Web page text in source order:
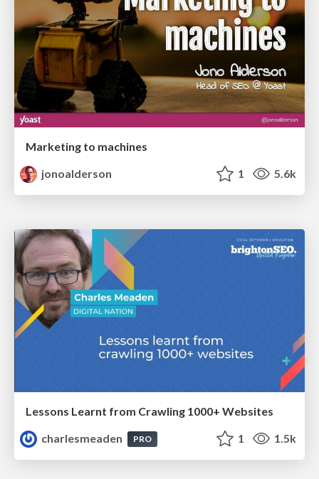
Marketing to machines
jonoalderson
1 5.6k
Lessons Learnt from Crawling 1000+ Websites
charlesmeaden
PRO 1 1.5k